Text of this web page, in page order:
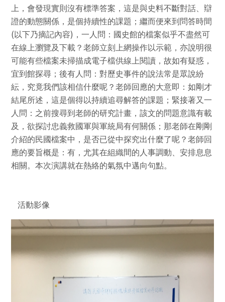
上，會發現實則沒有標準答案，這是與史料不斷對話、辯
證的動態關係，是個持續性的課題；繼而便來到問答時間
( 以下乃摘記內容) ，一人問：國史館的檔案似乎不盡然可
在線上瀏覽及下載？老師立刻上網操作以示範，亦說明很
可能有些檔案未掃描成電子檔供線上閱讀，故如有疑惑，
宜到館探尋；後有人問：對歷史事件的說法常是眾說紛
紜，究竟我們該相信什麼呢？老師回應的大意即：如剛才
結尾所述，這是個得以持續追尋解答的課題；緊接著又一
人問：之前搜尋到老師的研究計畫，該文的問題意識有載
及，欲探討忠義救國軍與軍統局有何關係；那老師在剛剛
介紹的民國檔案中，是否已從中探究出什麼了呢？老師回
應的要旨概是：有，尤其在組織間的人事調動、安排息息
相關。本次演講就在熱絡的氣氛中邁向句點。
活動影像